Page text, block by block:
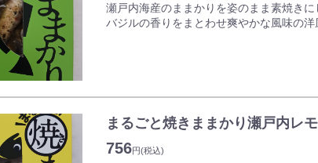
瀬戸内海産のままかりを姿のまま素焼きに
バジルの香りをまとわせ爽やかな風味の
まるごと焼きままかり瀬戸内レ
756円(税込)